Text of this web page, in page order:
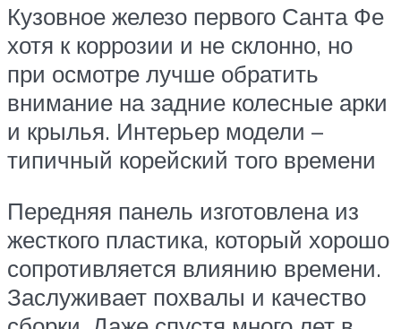
Кузовное железо первого Санта Фе
хотя к коррозии и не склонно, но
при осмотре лучше обратить
внимание на задние колесные арки
и крылья. Интерьер модели –
типичный корейский того времени
Передняя панель изготовлена из
жесткого пластика, который хорошо
сопротивляется влиянию времени.
Заслуживает похвалы и качество